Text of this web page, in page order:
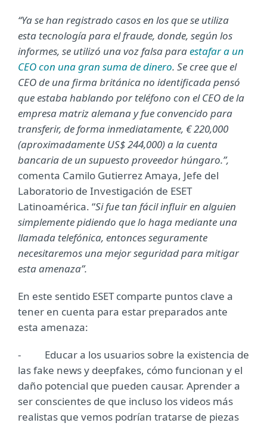
“Ya se han registrado casos en los que se utiliza
esta tecnología para el fraude, donde, según los
informes, se utilizó una voz falsa paraestafar a un
CEO con una gran suma de dinero. Se cree que el
CEO de una firma británica no identificada pensó
que estaba hablando por teléfono con el CEO de la
empresa matriz alemana y fue convencido para
transferir, de forma inmediatamente, € 220,000
(aproximadamente US$ 244,000) a la cuenta
bancaria de un supuesto proveedor húngaro.”,
comenta Camilo Gutierrez Amaya, Jefe del
Laboratorio de Investigación de ESET
Latinoamérica. “Si fue tan fácil influir en alguien
simplemente pidiendo que lo haga mediante una
llamada telefónica, entonces seguramente
necesitaremos una mejor seguridad para mitigar
esta amenaza”.
En este sentido ESET comparte puntos clave a
tener en cuenta para estar preparados ante
esta amenaza:
- Educar a los usuarios sobre la existencia de
las fake news y deepfakes, cómo funcionan y el
daño potencial que pueden causar. Aprender a
ser conscientes de que incluso los videos más
realistas que vemos podrían tratarse de piezas